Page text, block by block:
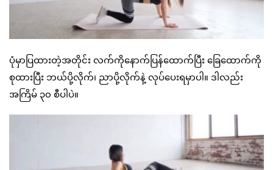
ပုံမှာပြထားတဲ့အတိုင်း လက်ကိုနောက်ပြန်ထောက်ပြီး ခြေထောက်ကို
စုထားပြီး ဘယ်ပို့လိုက်၊ ညာပို့လိုက်နဲ့ လုပ်ပေးရမှာပါ။ ဒါလည်း
အကြိမ် ၃၀ စီပါပဲ။